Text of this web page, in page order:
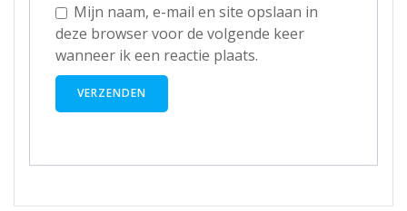
Mijn naam, e-mail en site opslaan in
deze browser voor de volgende keer
wanneer ik een reactie plaats.